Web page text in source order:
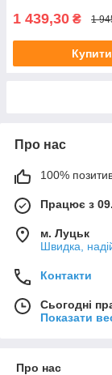
1 439,30 ₴ 1
Купити
Про нас
100%
Працює з
м. Луцьк
Швидка,
Контакти
Сьогодні
Показати
Про нас